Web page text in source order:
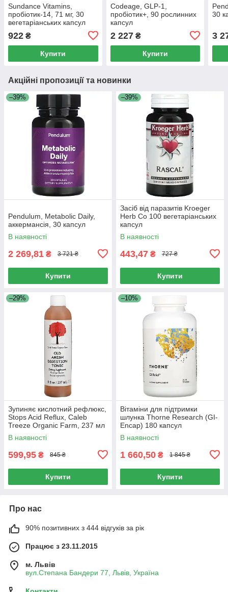
Sundance Vitamins,
пробіотик-14, 71 мг, 30
вегетаріанських капсул
922 ₴
Купити
Codeage, GLP-1,
пробіотик+, 90 рослинних
капсул
2 227₴
Купити
30
3
Акційні пропозиції та новинки
–39%
Pendulum, Metabolic Daily,
аккермансія, 30 капсул
В наявності
2 269,81 ₴ 3 721 ₴
Купити
–39%
Засіб від паразитів Kroeger
Herb Co 100 вегетаріанських
капсул
В наявності
443,47 ₴ 727 ₴
Купити
–29%
Зупиняє кислотний рефлюкс,
Stops Acid Reflux, Caleb
Treeze Organic Farm, 237 мл
В наявності
599,95 ₴ 845 ₴
Купити
–10%
Вітаміни для підтримки
шлунка Thorne Research (GI-
Encap) 180 капсул
В наявності
1 660,50 ₴ 1 845 ₴
Купити
Про нас
90% позитивних з 444 відгуків за рік
Працює з 23.11.2015
м. Львів
вул.Степана Бандери 77, Львів, Україна